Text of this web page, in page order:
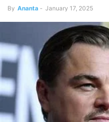
By Ananta - January 17, 2025